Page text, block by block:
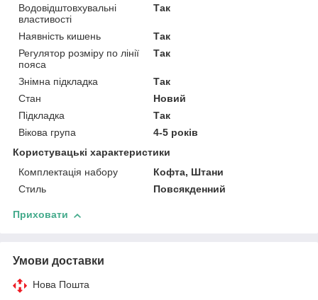
Водовідштовхувальні
властивості
Так
Наявність кишень
Так
Регулятор розміру по лінії
пояса
Так
Знімна підкладка
Так
Стан
Новий
Підкладка
Так
Вікова група
4-5 років
Користувацькі характеристики
Комплектація набору
Кофта, Штани
Стиль
Повсякденний
Приховати
Умови доставки
Нова Пошта